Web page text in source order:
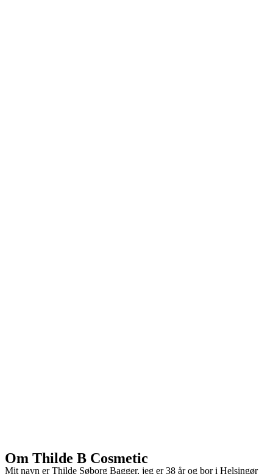
Om Thilde B Cosmetic
Mit navn er Thilde Søborg Bagger, jeg er 38 år og bor i Helsingør